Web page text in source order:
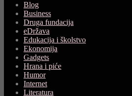
Blog
Business
Druga fundacija
eDržava
Edukacija i školstvo
Ekonomija
Gadgets
Hrana i piće
Humor
Internet
Literatura